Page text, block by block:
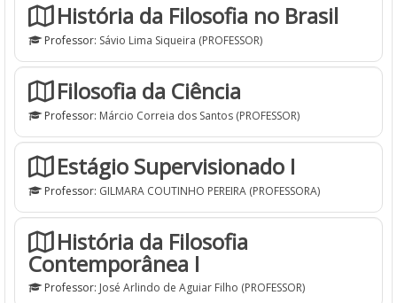
História da Filosofia no Brasil
Professor: Sávio Lima Siqueira (PROFESSOR)
Filosofia da Ciência
Professor: Márcio Correia dos Santos (PROFESSOR)
Estágio Supervisionado I
Professor: GILMARA COUTINHO PEREIRA (PROFESSORA)
História da Filosofia
Contemporânea I
Professor: José Arlindo de Aguiar Filho (PROFESSOR)